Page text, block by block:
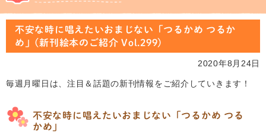
不安な時に唱えたいおまじない「つるかめ つるか
め」(新刊絵本のご紹介 Vol.299)
2020年8月24日
毎週月曜日は、注目＆話題の新刊情報をご紹介していきます！
不安な時に唱えたいおまじない「つるかめ つる
かめ」